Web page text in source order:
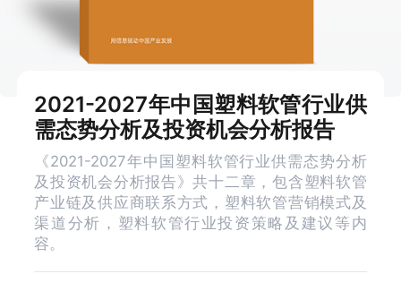
2021-2027年中国塑料软管行业供
需态势分析及投资机会分析报告
《2021-2027年中国塑料软管行业供需态势分析
及投资机会分析报告》共十二章，包含塑料软管
产业链及供应商联系方式，塑料软管营销模式及
渠道分析，塑料软管行业投资策略及建议等内
容。